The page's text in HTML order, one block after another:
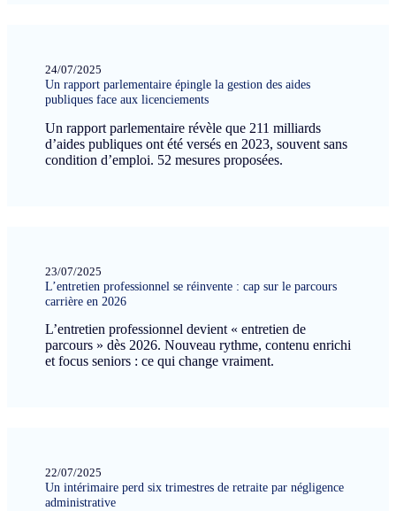
24/07/2025
Un rapport parlementaire épingle la gestion des aides
publiques face aux licenciements
Un rapport parlementaire révèle que 211 milliards
d’aides publiques ont été versés en 2023, souvent sans
condition d’emploi. 52 mesures proposées.
23/07/2025
L’entretien professionnel se réinvente : cap sur le parcours
carrière en 2026
L’entretien professionnel devient « entretien de
parcours » dès 2026. Nouveau rythme, contenu enrichi
et focus seniors : ce qui change vraiment.
22/07/2025
Un intérimaire perd six trimestres de retraite par négligence
administrative